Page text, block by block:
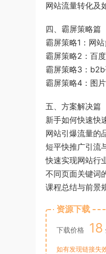
网站流量转化及
四、霸屏策略篇
霸屏策略1：网
霸屏策略2：百
霸屏策略3：
霸屏策略4：图
五、方案解决篇
新手如何快速快
网站引爆流量的
短平快推广引流
快速实现网站行
不同页面关键词
课程总结与前景
资源下载
下载价格 18
如有发现链接失